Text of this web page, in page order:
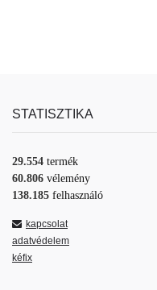
STATISZTIKA
29.554 termék
60.806 vélemény
138.185 felhasználó
kapcsolat
adatvédelem
kéfix